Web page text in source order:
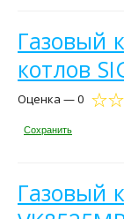
Газовый
котлов
Оценка — 0
Сохранить
Газовый